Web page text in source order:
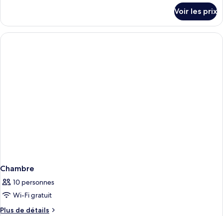
le
type
de
Voir les prix
Chambre
10 personnes
Wi-Fi gratuit
Plus de détails
Plus